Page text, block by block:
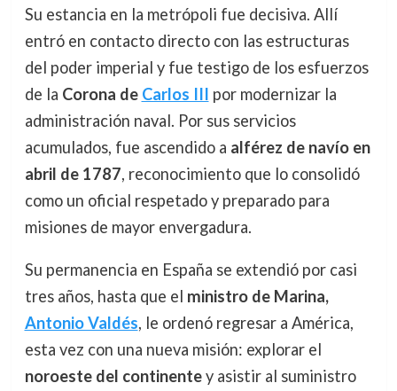
Su estancia en la metrópoli fue decisiva. Allí
entró en contacto directo con las estructuras
del poder imperial y fue testigo de los esfuerzos
de la Corona de Carlos III por modernizar la
administración naval. Por sus servicios
acumulados, fue ascendido a alférez de navío en
abril de 1787, reconocimiento que lo consolidó
como un oficial respetado y preparado para
misiones de mayor envergadura.
Su permanencia en España se extendió por casi
tres años, hasta que el ministro de Marina,
Antonio Valdés, le ordenó regresar a América,
esta vez con una nueva misión: explorar el
noroeste del continentey asistir al suministro